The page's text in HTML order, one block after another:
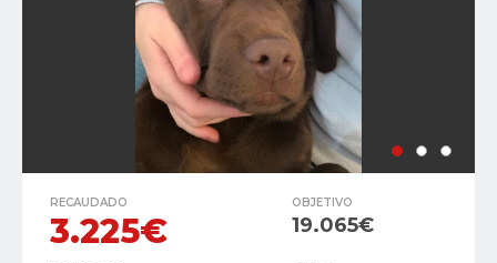
RECAUDADO
3.225€
OBJETIVO
19.065€